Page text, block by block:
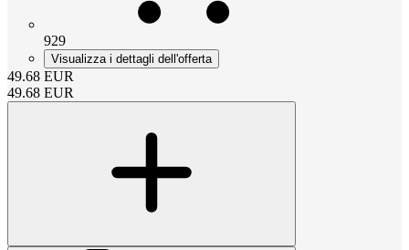
929
Visualizza i dettagli dell'offerta
49.68 EUR
49.68 EUR